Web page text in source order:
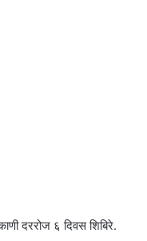
दररोज ६ दिवस शिबिरे.